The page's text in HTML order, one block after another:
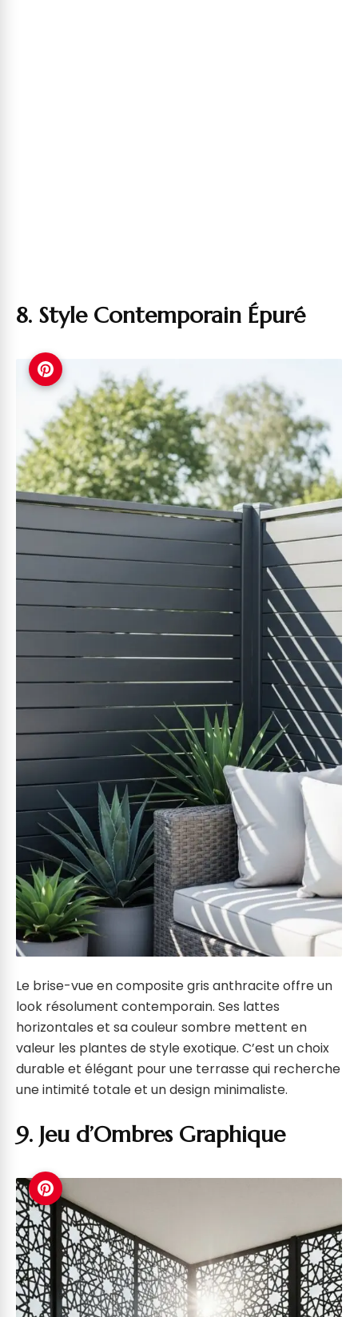
8. Style Contemporain Épuré
Le brise-vue en composite gris anthracite offre un
look résolument contemporain. Ses lattes
horizontales et sa couleur sombre mettent en
valeur les plantes de style exotique. C’est un choix
durable et élégant pour une terrasse qui recherche
une intimité totale et un design minimaliste.
9. Jeu d’Ombres Graphique